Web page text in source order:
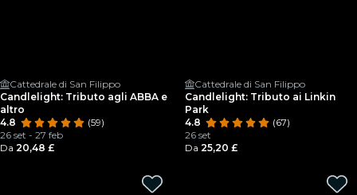
Cattedrale di San Filippo
Candlelight: Tributo agli ABBA e
altro
4.8
(59)
26 set - 27 feb
Da 20,48 £
Cattedrale di San Filippo
Candlelight: Tributo ai Linkin
Park
4.8
(67)
26 set
Da 25,20 £